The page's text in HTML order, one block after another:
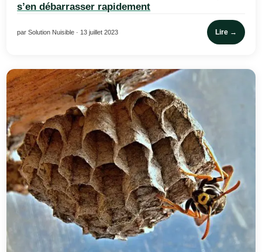
s’en débarrasser rapidement
par Solution Nuisible · 13 juillet 2023 Lire →